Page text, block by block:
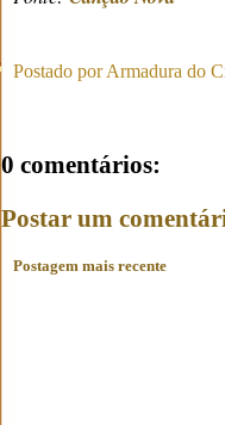
Postado porArmadura do
0 comentários:
Postar um
Postagem mais recente